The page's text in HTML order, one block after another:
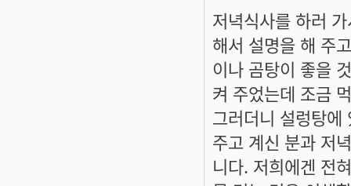
저녁식사를 하러
해서 설명을 해 주
이나 곰탕이 좋을
켜 주었는데 조금
그러더니 설렁탕에
주고 계신 분과 저
니다. 저희에겐 전